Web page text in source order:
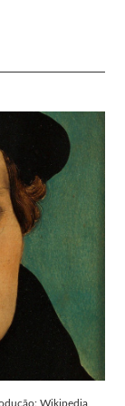
Wikipedia